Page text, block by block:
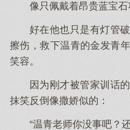
像只佩戴着昂贵蓝宝石
好在他也只是有灯管
擦伤，救下温青的金发青
笑容。
因为刚才被管家训话
抹笑反倒像撒娇似的：
“温青老师你没事吧？